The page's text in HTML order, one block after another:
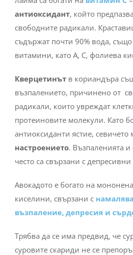
антиоксидант, който
свободните радикали.
съдържат почти 90% вода,
витамини, като А, С, фолиева
Кверцетинът в кориандъра
възпалението, причинено от
радикали, които увреждат
протеиновите молекули. Като
антиоксиданти ястие, севичето
настроението. Възпаленията
често са свързани с
Авокадото е богато на
киселини, свързани с
възпаление, депресия и
Трябва да се има предвид, че
суровите скариди не се